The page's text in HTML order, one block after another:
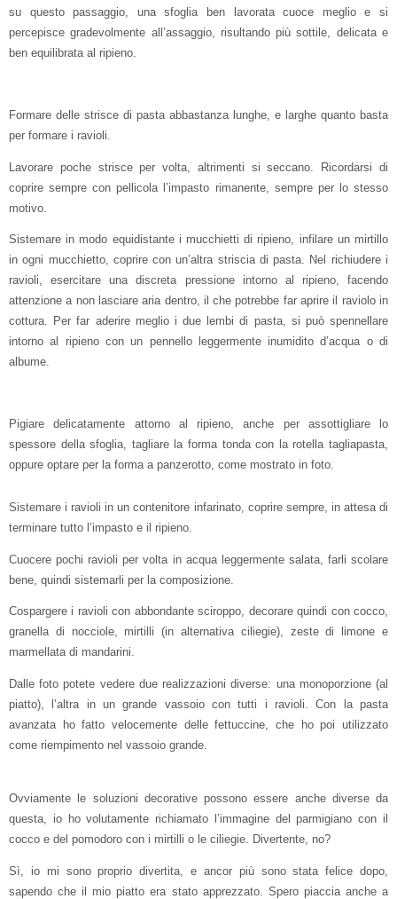
su questo passaggio, una sfoglia ben lavorata cuoce meglio e si
percepisce gradevolmente all’assaggio, risultando più sottile, delicata e
ben equilibrata al ripieno.
Formare delle strisce di pasta abbastanza lunghe, e larghe quanto basta
per formare i ravioli.
Lavorare poche strisce per volta, altrimenti si seccano. Ricordarsi di
coprire sempre con pellicola l’impasto rimanente, sempre per lo stesso
motivo.
Sistemare in modo equidistante i mucchietti di ripieno, infilare un mirtillo
in ogni mucchietto, coprire con un’altra striscia di pasta. Nel richiudere i
ravioli, esercitare una discreta pressione intorno al ripieno, facendo
attenzione a non lasciare aria dentro, il che potrebbe far aprire il raviolo in
cottura. Per far aderire meglio i due lembi di pasta, si può spennellare
intorno al ripieno con un pennello leggermente inumidito d’acqua o di
albume.
Pigiare delicatamente attorno al ripieno, anche per assottigliare lo
spessore della sfoglia, tagliare la forma tonda con la rotella tagliapasta,
oppure optare per la forma a panzerotto, come mostrato in foto.
Sistemare i ravioli in un contenitore infarinato, coprire sempre, in attesa di
terminare tutto l’impasto e il ripieno.
Cuocere pochi ravioli per volta in acqua leggermente salata, farli scolare
bene, quindi sistemarli per la composizione.
Cospargere i ravioli con abbondante sciroppo, decorare quindi con cocco,
granella di nocciole, mirtilli (in alternativa ciliegie), zeste di limone e
marmellata di mandarini.
Dalle foto potete vedere due realizzazioni diverse: una monoporzione (al
piatto), l’altra in un grande vassoio con tutti i ravioli. Con la pasta
avanzata ho fatto velocemente delle fettuccine, che ho poi utilizzato
come riempimento nel vassoio grande.
Ovviamente le soluzioni decorative possono essere anche diverse da
questa, io ho volutamente richiamato l’immagine del parmigiano con il
cocco e del pomodoro con i mirtilli o le ciliegie. Divertente, no?
Sì, io mi sono proprio divertita, e ancor più sono stata felice dopo,
sapendo che il mio piatto era stato apprezzato. Spero piaccia anche a